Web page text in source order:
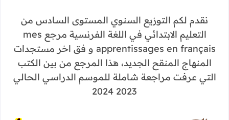
نقدم لكم التوزيع السنوي المستوى السادس من
التعليم الابتدائي في اللغة الفرنسية مرجع mes
apprentissages en français و فق اخر مستجدات
المنهاج المنقح الجديد، هذا المرجع من بين الكتب
التي عرفت مراجعة شاملة للموسم الدراسي الحالي
2023 2024